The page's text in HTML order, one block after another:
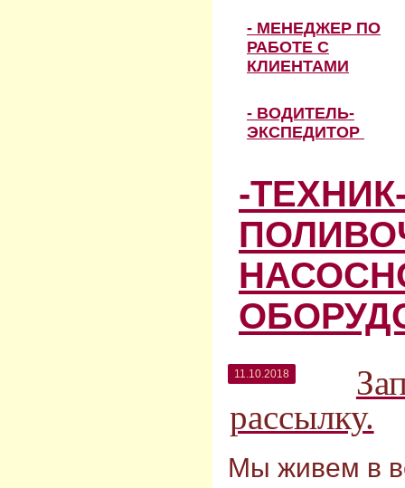
- МЕНЕДЖЕР ПО
РАБОТЕ С
КЛИЕНТАМИ
- ВОДИТЕЛЬ-
ЭКСПЕДИТОР
-
11.10.2018
рассылку.
Мы живем в